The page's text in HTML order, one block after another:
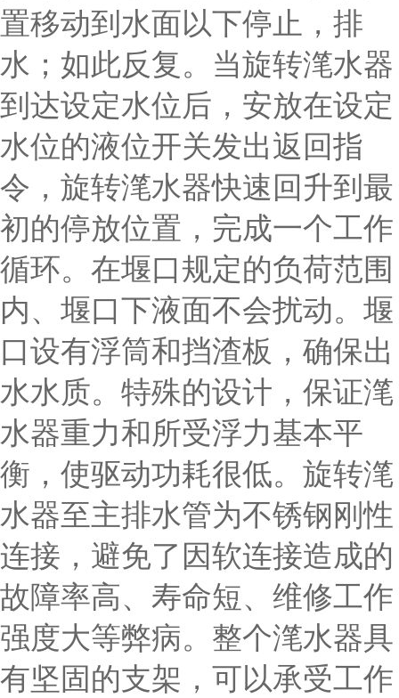
置移动到水面以下停止，排
水；如此反复。当旋转滗水器
到达设定水位后，安放在设定
水位的液位开关发出返回指
令，旋转滗水器快速回升到最
初的停放位置，完成一个工作
循环。在堰口规定的负荷范围
内、堰口下液面不会扰动。堰
口设有浮筒和挡渣板，确保出
水水质。特殊的设计，保证滗
水器重力和所受浮力基本平
衡，使驱动功耗很低。旋转滗
水器至主排水管为不锈钢刚性
连接，避免了因软连接造成的
故障率高、寿命短、维修工作
强度大等弊病。整个滗水器具
有坚固的支架，可以承受工作